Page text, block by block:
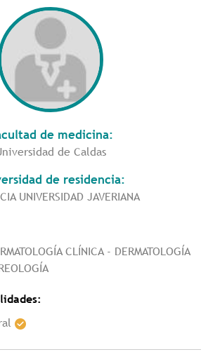
de medicina:
de Caldas
de residencia:
UNIVERSIDAD JAVERIANA
CLÍNICA - DERMATOLOGÍA